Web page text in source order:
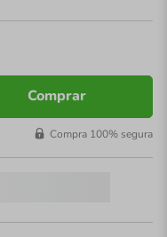
Comprar
Compra 100% segura